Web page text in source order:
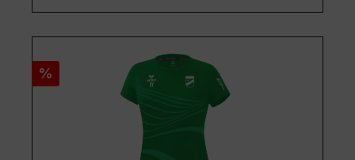
Rabatt
%